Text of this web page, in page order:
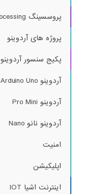
پروسسینگ Processing
پروژه های آردوینو
پکیج سنسور آردوینو
آردوینو Arduino Uno
آردوینو Pro Mini
آردوینو نانو Nano
امنیت
اپلیکیشن
اینترنت اشیا IOT